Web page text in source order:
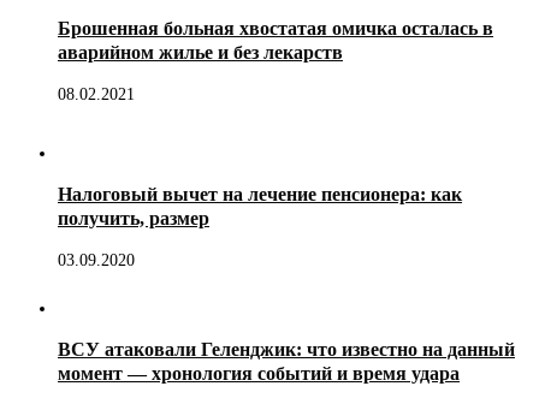
Брошенная больная хвостатая омичка осталась в
аварийном жилье и без лекарств
08.02.2021
Налоговый вычет на лечение пенсионера: как
получить, размер
03.09.2020
ВСУ атаковали Геленджик: что известно на данный
момент — хронология событий и время удара